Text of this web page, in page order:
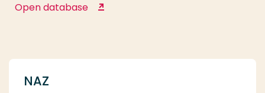
Open database MEDLINE Complete
NAZ